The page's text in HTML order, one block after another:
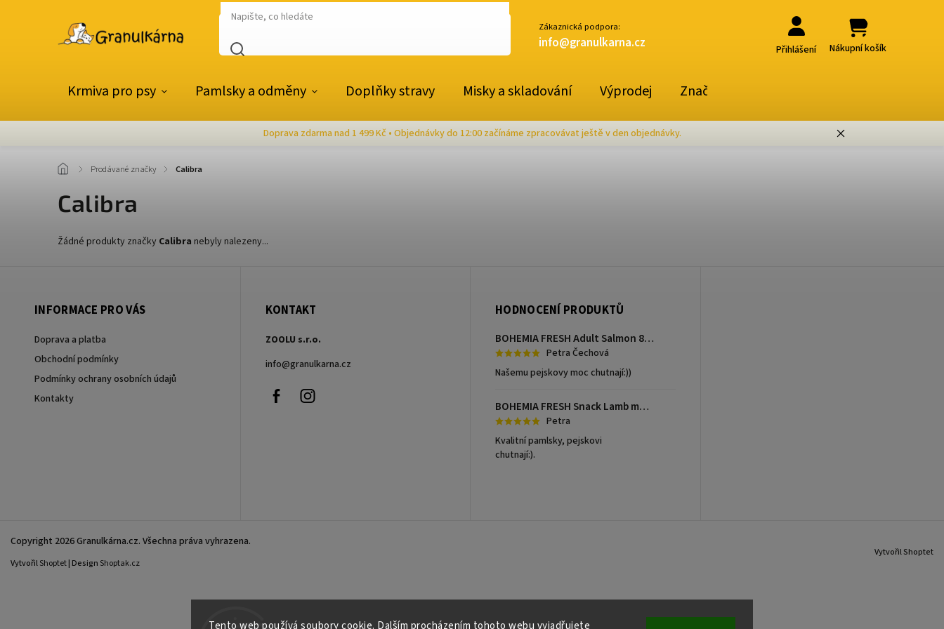
Tento web používá soubory cookie. Dalším procházením tohoto webu vyjadřujete
Zákaznická podpora:
info@granulkarna.cz Nákupní košík
Přihlášení
Krmiva pro psy Pamlsky a odměny Doplňky stravy Misky a skladování Výprodej Značky
Doprava zdarma nad 1 499 Kč • Objednávky do 12:00 začínáme zpracovávat ještě v den objednávky.
/ Prodávané značky / Calibra
Calibra
Žádné produkty značky Calibra nebyly nalezeny...
INFORMACE PRO VÁS
Doprava a platba
Obchodní podmínky
Podmínky ochrany osobních údajů
Kontakty
KONTAKT
ZOOLU s.r.o.
info@granulkarna.cz
Facebook
HODNOCENÍ PRODUKTŮ
BOHEMIA FRESH Adult Salmon 8kg
Petra Čechová
Našemu pejskovy moc chutnají:))
BOHEMIA FRESH Snack Lamb motivation 200g
Petra
Kvalitní pamlsky, pejskovi
chutnají:).
Vytvořil Shoptet
Copyright 2026Granulkárna.cz. Všechna práva vyhrazena.
VytvořilShoptet| Design Shoptak.cz